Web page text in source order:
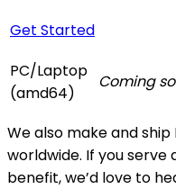
Get Started
PC/Laptop
(amd64)
Coming
We also make and
worldwide. If you
benefit, we’d love to